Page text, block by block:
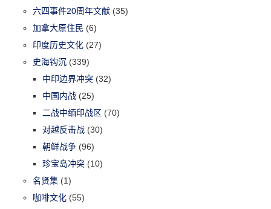
六四事件20周年文献 (35)
加拿大原住民 (6)
印度历史文化 (27)
史海钩沉 (339)
中印边界冲突 (32)
中国内战 (25)
二战中缅印战区 (70)
对越反击战 (30)
朝鲜战争 (96)
珍宝岛冲突 (10)
名贤集 (1)
咖啡文化 (55)